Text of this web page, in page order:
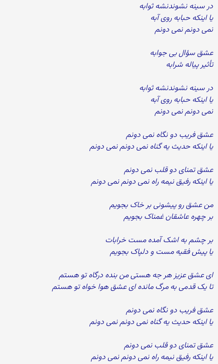
در سینه نشوندنشه ثوابه
یا اینکه حبابه روی آبه
نمی دونم نمی دونم
عشق سؤال بی جوابه
تأثیر پیاله شرابه
در سینه نشوندنشه ثوابه
یا اینکه حبابه روی آبه
نمی دونم نمی دونم
عشق فریب دو نگاه نمی دونم
یا اینکه حدیث یه گناه نمی دونم نمی دونم
عشق تمنای دو قلب نمی دونم
یا اینکه رفیق نیمه راه نمی دونم نمی دونم
من عشق رو پیشونی بر خاک بجویم
بر چهره عاشقان غمناک بجویم
بر چشم به اشک آمده مست خرابات
یا پیش فقیه مست و دلپاک بجویم
ای عشق عزیز هر جه هستی من بنده درگاه تو هستم
تا یک قدمی به مرگ مانده ای عشق هوا خواه تو هستم
عشق فریب دو نگاه نمی دونم
یا اینکه حدیث یه گناه نمی دونم نمی دونم
عشق تمنای دو قلب نمی دونم
یا اینکه رفیق نیمه راه نمی دونم نمی دونم